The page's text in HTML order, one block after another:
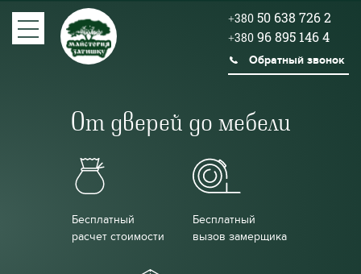
+380 50 638 726 2
+380 96 895 146 4
Обратный звонок
От дверей до мебели
Бесплатный
расчет стоимости
Бесплатный
вызов замерщика